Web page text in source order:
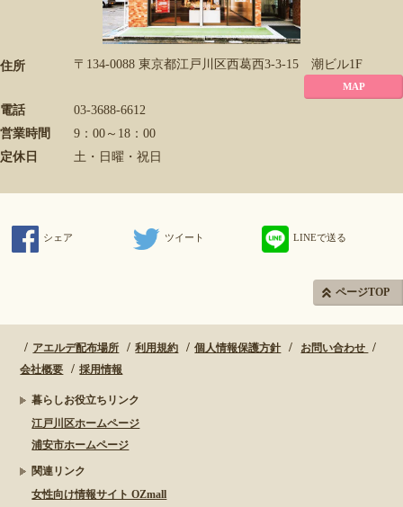
住所 〒134-0088 東京都江戸川区西葛西3-3-15 潮ビル1F
MAP
電話
03-3688-6612
営業時間
9：00～18：00
定休日
土・日曜・祝日
シェア ツイート LINEで送る
ページTOP
アエルデ配布場所 利用規約 個人情報保護方針
お問い合わせ
会社概要
採用情報
暮らしお役立ちリンク
江戸川区ホームページ
浦安市ホームページ
関連リンク
女性向け情報サイト OZmall